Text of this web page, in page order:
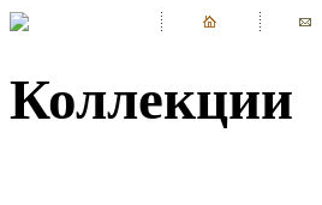
Коллекции